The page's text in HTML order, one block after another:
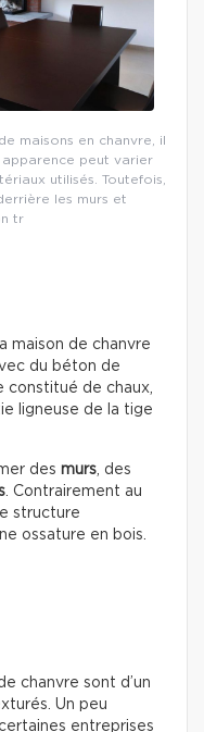
maisons en chanvre, il
peut varier
utilisés. Toutefois,
les murs et
tr
maison de chanvre
du béton de
constitué de chaux,
ligneuse de la tige
des murs , des
. Contrairement au
structure
ossature en bois.
chanvre sont d’un
Un peu
entreprises